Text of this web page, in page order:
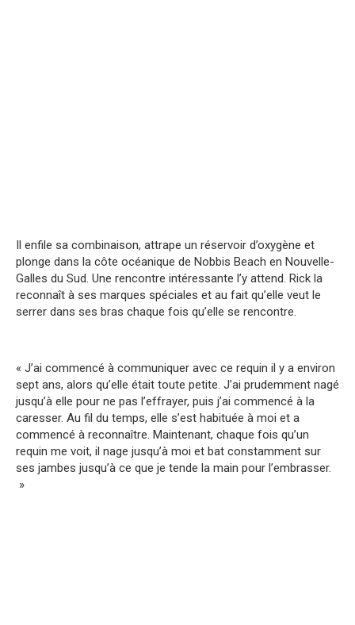
Il enfile sa combinaison, attrape un réservoir d’oxygène et
plonge dans la côte océanique de Nobbis Beach en Nouvelle-
Galles du Sud. Une rencontre intéressante l’y attend. Rick la
reconnaît à ses marques spéciales et au fait qu’elle veut le
serrer dans ses bras chaque fois qu’elle se rencontre.
« J’ai commencé à communiquer avec ce requin il y a environ
sept ans, alors qu’elle était toute petite. J’ai prudemment nagé
jusqu’à elle pour ne pas l’effrayer, puis j’ai commencé à la
caresser. Au fil du temps, elle s’est habituée à moi et a
commencé à reconnaître. Maintenant, chaque fois qu’un
requin me voit, il nage jusqu’à moi et bat constamment sur
ses jambes jusqu’à ce que je tende la main pour l’embrasser.
»